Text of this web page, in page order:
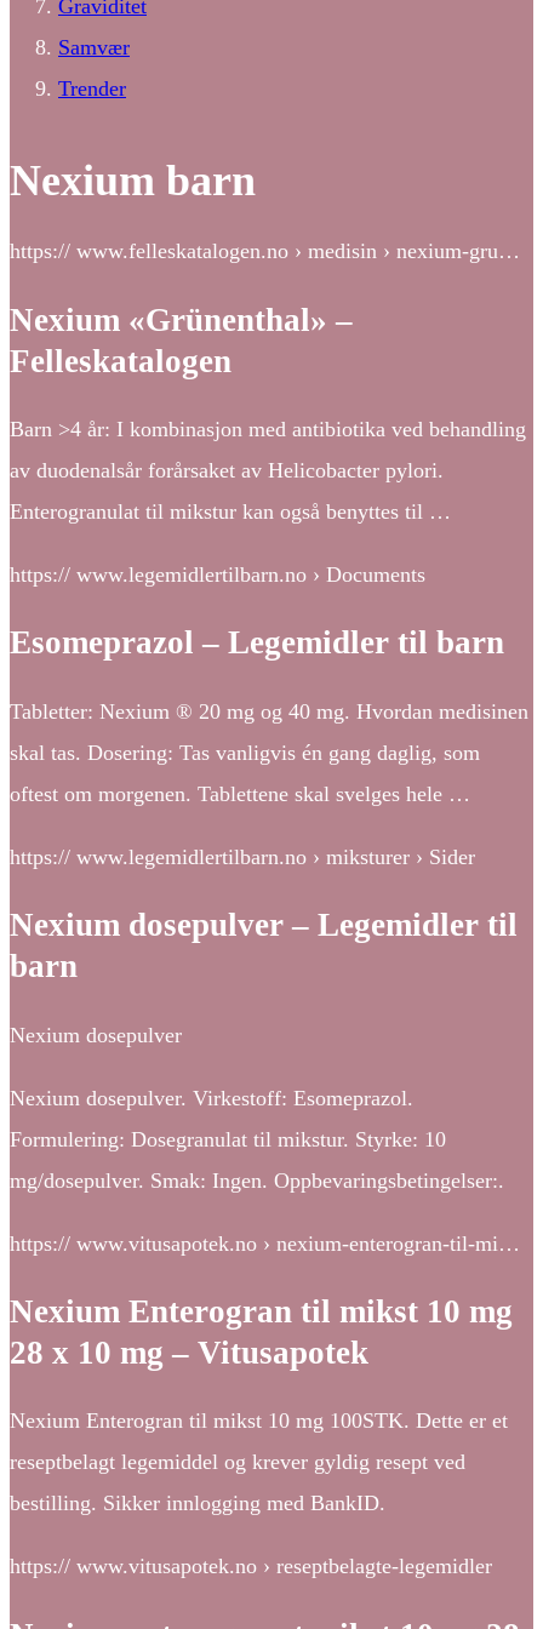
Graviditet
Samvær
Trender
Nexium barn
https:// www.felleskatalogen.no › medisin › nexium-gru…
Nexium «Grünenthal» –
Felleskatalogen
Barn >4 år: I kombinasjon med antibiotika ved behandling
av duodenalsår forårsaket av Helicobacter pylori.
Enterogranulat til mikstur kan også benyttes til …
https:// www.legemidlertilbarn.no › Documents
Esomeprazol – Legemidler til barn
Tabletter: Nexium ® 20 mg og 40 mg. Hvordan medisinen
skal tas. Dosering: Tas vanligvis én gang daglig, som
oftest om morgenen. Tablettene skal svelges hele …
https:// www.legemidlertilbarn.no › miksturer › Sider
Nexium dosepulver – Legemidler til
barn
Nexium dosepulver
Nexium dosepulver. Virkestoff: Esomeprazol.
Formulering: Dosegranulat til mikstur. Styrke: 10
mg/dosepulver. Smak: Ingen. Oppbevaringsbetingelser:.
https:// www.vitusapotek.no › nexium-enterogran-til-mi…
Nexium Enterogran til mikst 10 mg
28 x 10 mg – Vitusapotek
Nexium Enterogran til mikst 10 mg 100STK. Dette er et
reseptbelagt legemiddel og krever gyldig resept ved
bestilling. Sikker innlogging med BankID.
https:// www.vitusapotek.no › reseptbelagte-legemidler